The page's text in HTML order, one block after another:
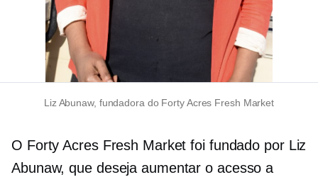
Liz Abunaw, fundadora do Forty Acres Fresh Market
O Forty Acres Fresh Market foi fundado por Liz
Abunaw, que deseja aumentar o acesso a